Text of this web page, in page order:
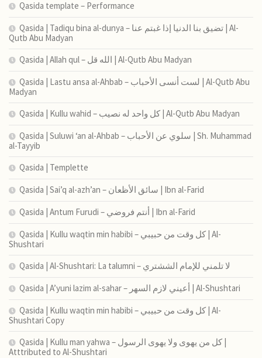
Qasida template – Performance
Qasida | Tadiqu bina al-dunya – تضيق بنا الدنيا إذا غبتم عنا | Al-
Qutb Abu Madyan
Qasida | Allah qul – الله قل | Al-Qutb Abu Madyan
Qasida | Lastu ansa al-Ahbab – لست أنسى الأحباب | Al-Qutb Abu
Madyan
Qasida | Kullu wahid – كل واحد له نصيب | Al-Qutb Abu Madyan
Qasida | Suluwi ‘an al-Ahbab – سلوي عن الأحباب | Sh. Muhammad
al-Tayyib
Qasida | Templette
Qasida | Sai’q al-azh’an – سائق الأظعان | Ibn al-Farid
Qasida | Antum Furudi – أنتم فروضي | Ibn al-Farid
Qasida | Kullu waqtin min habibi – كل وقت من حبيبي | Al-
Shushtari
Qasida | Al-Shushtari: La talumni – لا تلمني للإمام الششتري
Qasida | A’yuni lazim al-sahar – أعيني لازم السهر | Al-Shushtari
Qasida | Kullu waqtin min habibi – كل وقت من حبيبي | Al-
Shushtari Copy
Qasida | Kullu man yahwa – كل من يهوى ولا يهوى الرسول |
Atttributed to Al-Shushtari